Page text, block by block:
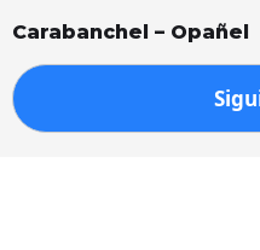
Carabanchel – Opañel